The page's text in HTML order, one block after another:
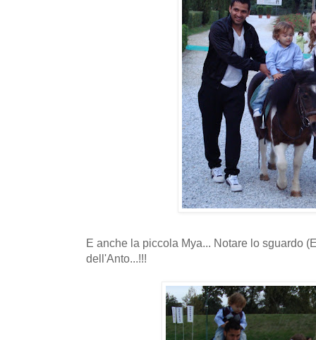
E anche la piccola Mya... Notare lo sguardo
dell'Anto...!!!